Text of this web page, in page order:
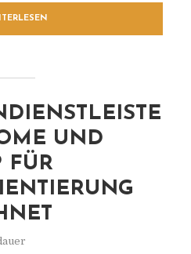
UND
FÜR